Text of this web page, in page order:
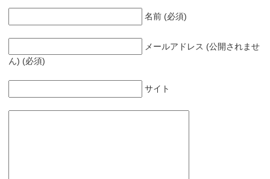
名前 (必須)
メールアドレス (公開されませ
ん) (必須)
サイト